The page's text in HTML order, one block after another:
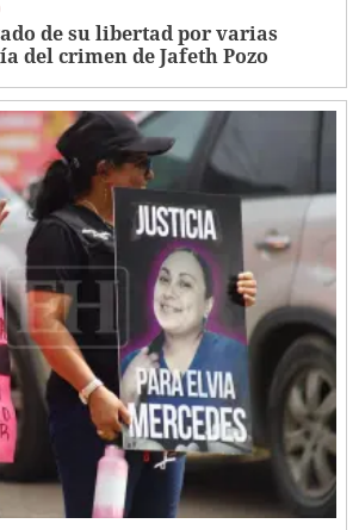
de su libertad por varias
del crimen de Jafeth Pozo